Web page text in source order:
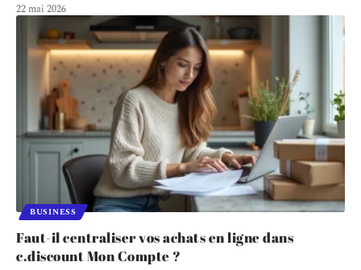
22 mai 2026
BUSINESS
Faut-il centraliser vos achats en ligne dans
c.discount Mon Compte ?